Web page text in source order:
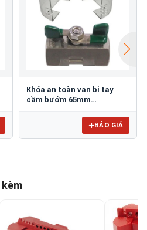
Khóa an toàn van bi tay
cầm bướm 65mm
BÁO GIÁ
kèm